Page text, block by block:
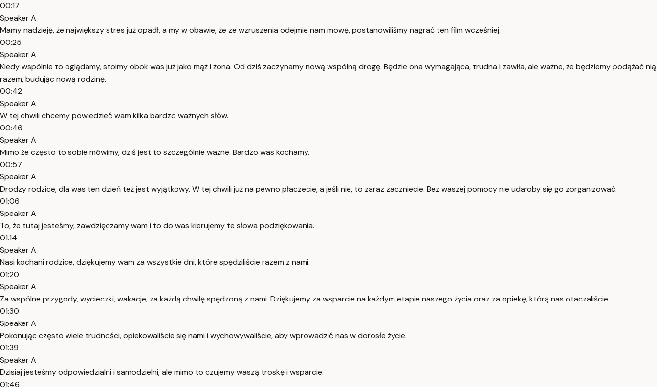
00:17
Speaker A
Mamy nadzieję, że największy stres już opadł, a my w obawie, że ze wzruszenia odejmie nam mowę, postanowiliśmy nagrać ten film wcześniej.
00:25
Speaker A
Kiedy wspólnie to oglądamy, stoimy obok was już jako mąż i żona. Od dziś zaczynamy nową wspólną drogę. Będzie ona wymagająca, trudna i zawiła, ale ważne, że będziemy podążać nią
razem, budując nową rodzinę.
00:42
Speaker A
W tej chwili chcemy powiedzieć wam kilka bardzo ważnych słów.
00:46
Speaker A
Mimo że często to sobie mówimy, dziś jest to szczególnie ważne. Bardzo was kochamy.
00:57
Speaker A
Drodzy rodzice, dla was ten dzień też jest wyjątkowy. W tej chwili już na pewno płaczecie, a jeśli nie, to zaraz zaczniecie. Bez waszej pomocy nie udałoby się go zorganizować.
01:06
Speaker A
To, że tutaj jesteśmy, zawdzięczamy wam i to do was kierujemy te słowa podziękowania.
01:14
Speaker A
Nasi kochani rodzice, dziękujemy wam za wszystkie dni, które spędziliście razem z nami.
01:20
Speaker A
Za wspólne przygody, wycieczki, wakacje, za każdą chwilę spędzoną z nami. Dziękujemy za wsparcie na każdym etapie naszego życia oraz za opiekę, którą nas otaczaliście.
01:30
Speaker A
Pokonując często wiele trudności, opiekowaliście się nami i wychowywaliście, aby wprowadzić nas w dorosłe życie.
01:39
Speaker A
Dzisiaj jesteśmy odpowiedzialni i samodzielni, ale mimo to czujemy waszą troskę i wsparcie.
01:46